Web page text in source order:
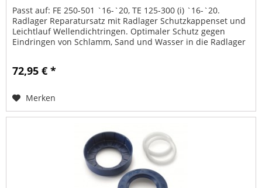
Passt auf: FE 250-501 `16-`20, TE 125-300 (i) `16-`20.
Radlager Reparatursatz mit Radlager Schutzkappenset und
Leichtlauf Wellendichtringen. Optimaler Schutz gegen
Eindringen von Schlamm, Sand und Wasser in die Radlager
72,95 € *
Merken